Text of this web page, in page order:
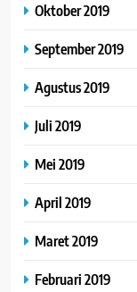
Oktober 2019
September 2019
Agustus 2019
Juli 2019
Mei 2019
April 2019
Maret 2019
Februari 2019